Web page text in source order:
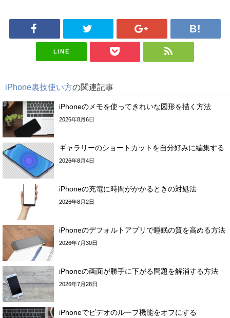
LINE
iPhone裏技使い方の関連記事
iPhoneのメモを使ってきれいな図形を描く方法
2026年8月6日
ギャラリーのショートカットを自分好みに編集する
2026年8月4日
iPhoneの充電に時間がかかるときの対処法
2026年8月2日
iPhoneのデフォルトアプリで睡眠の質を高める方法
2026年7月30日
iPhoneの画面が勝手に下がる問題を解消する方法
2026年7月28日
iPhoneでビデオのループ機能をオフにする